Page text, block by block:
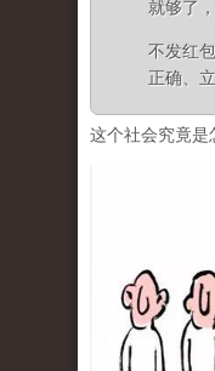
就够了
不发红
正确、
这个社会究竟是